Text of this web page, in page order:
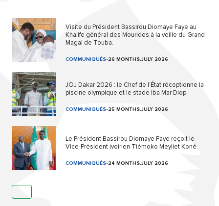
Visite du Président Bassirou Diomaye Faye au
Khalife général des Mourides à la veille du Grand
Magal de Touba.
COMMUNIQUÉS-26 MONTHS.JULY 2026
JOJ Dakar 2026 : le Chef de l’État réceptionne la
piscine olympique et le stade Iba Mar Diop.
COMMUNIQUÉS-25 MONTHS.JULY 2026
Le Président Bassirou Diomaye Faye reçoit le
Vice-Président ivoirien Tiémoko Meyliet Koné.
COMMUNIQUÉS-24 MONTHS.JULY 2026